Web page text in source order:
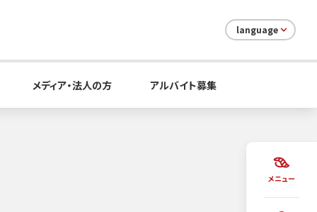
メニュー
language
メディア・法人の方 アルバイト募集